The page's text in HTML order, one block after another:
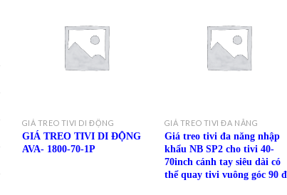
GIÁ TREO TIVI DI ĐỘNG
GIÁ TREO TIVI DI ĐỘNG
AVA- 1800-70-1P
GIÁ TREO TIVI ĐA NĂNG
Giá treo tivi đa năng nhập
khẩu NB SP2 cho tivi 40-
70inch cánh tay siêu dài có
thể quay tivi vuông góc 90